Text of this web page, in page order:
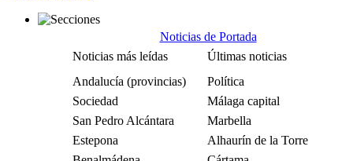
Noticias de Portada
Noticias más leídas
Últimas noticias
Andalucía (provincias)
Política
Sociedad
Málaga capital
San Pedro Alcántara
Marbella
Estepona
Alhaurín de la Torre